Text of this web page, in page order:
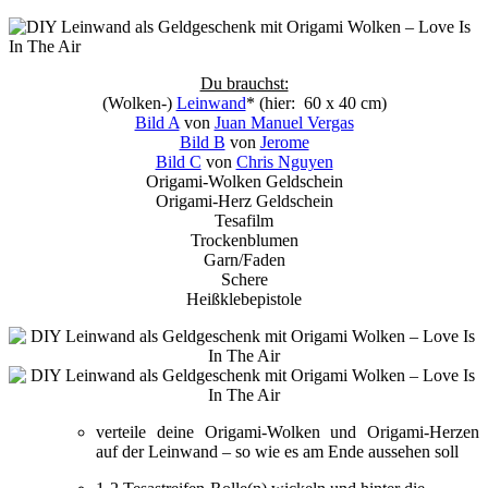
Du brauchst:
(Wolken-) Leinwand* (hier: 60 x 40 cm)
Bild A von Juan Manuel Vergas
Bild B von Jerome
Bild C von Chris Nguyen
Origami-Wolken Geldschein
Origami-Herz Geldschein
Tesafilm
Trockenblumen
Garn/Faden
Schere
Heißklebepistole
verteile deine Origami-Wolken und Origami-Herzen
auf der Leinwand – so wie es am Ende aussehen soll